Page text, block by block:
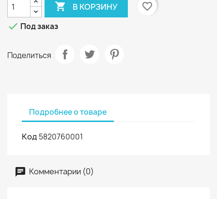
 В КОРЗИНУ
favorite_border
 Под заказ
Поделиться
Подробнее о товаре
Код 5820760001
Комментарии (0)